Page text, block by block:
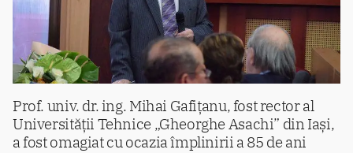
Prof. univ. dr. ing. Mihai Gafițanu, fost rector al
Universității Tehnice „Gheorghe Asachi” din Iași,
a fost omagiat cu ocazia împlinirii a 85 de ani